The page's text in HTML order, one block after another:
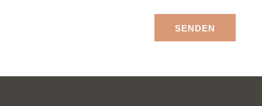
SENDEN